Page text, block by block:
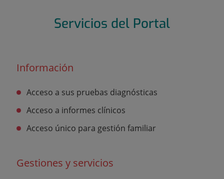
Servicios del Portal
Información
Acceso a sus pruebas diagnósticas
Acceso a informes clínicos
Acceso único para gestión familiar
Gestiones y servicios